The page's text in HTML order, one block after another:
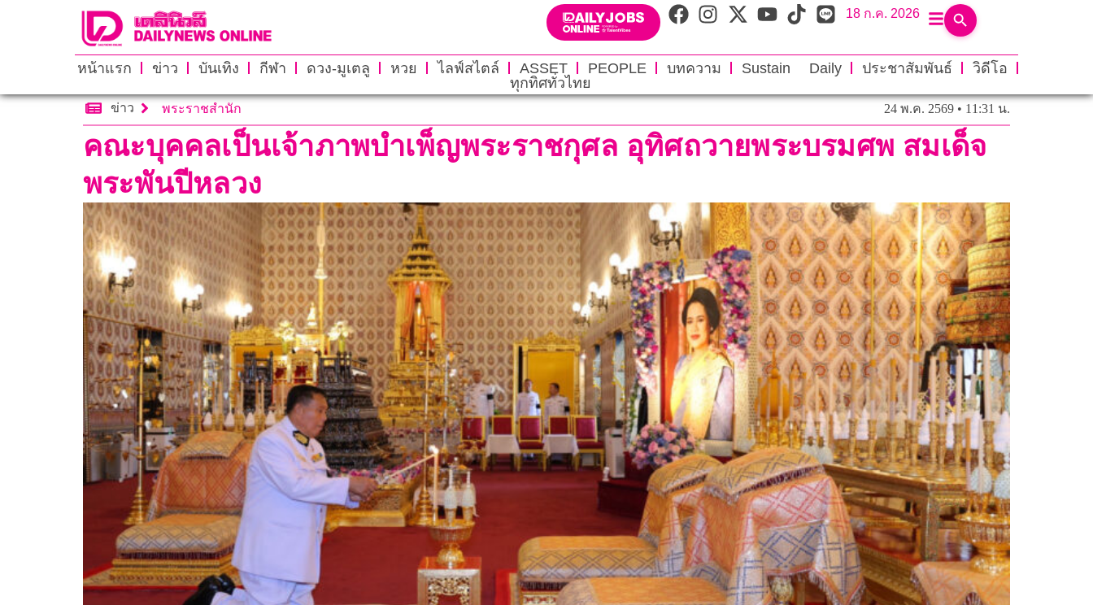
18 ก.ค. 2026
หน้าแรก ข่าว บันเทิง กีฬา ดวง-มูเตลู หวย ไลฟ์สไตล์ ASSET PEOPLE บทความ Sustain Daily ประชาสัมพันธ์
วิดีโอ
ทุกทิศทั่วไทย
ข่าว พระราชสำนัก 24 พ.ค. 2569 • 11:31 น.
คณะบุคคลเป็นเจ้าภาพบำเพ็ญพระราชกุศล อุทิศถวายพระบรมศพ สมเด็จ
พระพันปีหลวง